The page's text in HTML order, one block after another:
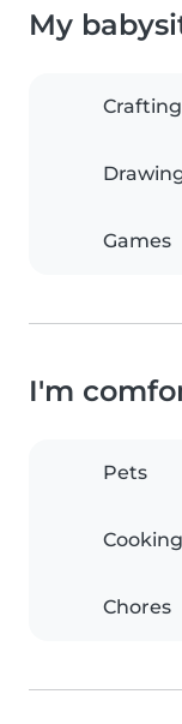
My
Crafting
Games
I'm
Pets
Cooking
Chores